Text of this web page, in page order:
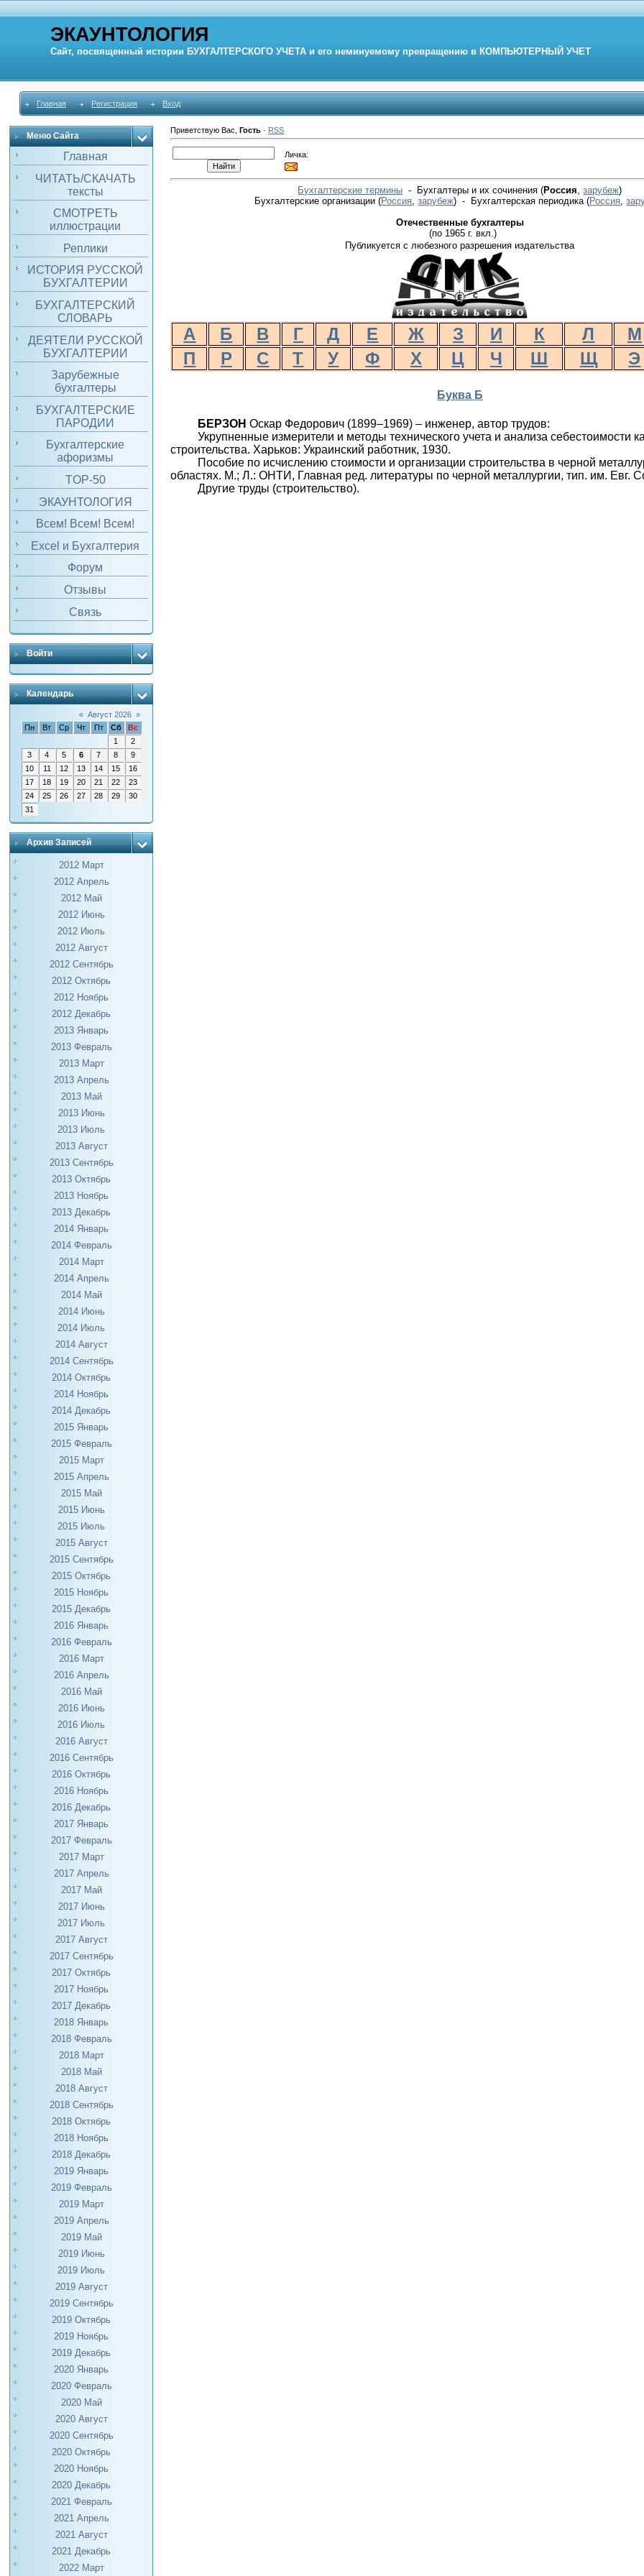
ЭКАУНТОЛОГИЯ
Сайт, посвященный истории БУХГАЛТЕРСКОГО УЧЕТА и его неминуемому превращению в КОМПЬЮТЕРНЫЙ УЧЕТ
Главная Регистрация Вход
Меню Сайта
Главная
ЧИТАТЬ/СКАЧАТЬ
тексты
СМОТРЕТЬ
иллюстрации
Реплики
ИСТОРИЯ РУССКОЙ
БУХГАЛТЕРИИ
БУХГАЛТЕРСКИЙ
СЛОВАРЬ
ДЕЯТЕЛИ РУССКОЙ
БУХГАЛТЕРИИ
Зарубежные
бухгалтеры
БУХГАЛТЕРСКИЕ
ПАРОДИИ
Бухгалтерские
афоризмы
TOP-50
ЭКАУНТОЛОГИЯ
Всем! Всем! Всем!
Excel и Бухгалтерия
Форум
Отзывы
Связь
Войти
Календарь
« Август 2026 »
Пн
Вт Ср Чт Пт Сб
Вс
1
2
3
4 5 6 7 8
9
10
11 12 13 14 15
16
17
18 19 20 21 22
23
24
25 26 27 28 29
30
31
Архив Записей
2012 Март
2012 Апрель
2012 Май
2012 Июнь
2012 Июль
2012 Август
2012 Сентябрь
2012 Октябрь
2012 Ноябрь
2012 Декабрь
2013 Январь
2013 Февраль
2013 Март
2013 Апрель
2013 Май
2013 Июнь
2013 Июль
2013 Август
2013 Сентябрь
2013 Октябрь
2013 Ноябрь
2013 Декабрь
2014 Январь
2014 Февраль
2014 Март
2014 Апрель
2014 Май
2014 Июнь
2014 Июль
2014 Август
2014 Сентябрь
2014 Октябрь
2014 Ноябрь
2014 Декабрь
2015 Январь
2015 Февраль
2015 Март
2015 Апрель
2015 Май
2015 Июнь
2015 Июль
2015 Август
2015 Сентябрь
2015 Октябрь
2015 Ноябрь
2015 Декабрь
2016 Январь
2016 Февраль
2016 Март
2016 Апрель
2016 Май
2016 Июнь
2016 Июль
2016 Август
2016 Сентябрь
2016 Октябрь
2016 Ноябрь
2016 Декабрь
2017 Январь
2017 Февраль
2017 Март
2017 Апрель
2017 Май
2017 Июнь
2017 Июль
2017 Август
2017 Сентябрь
2017 Октябрь
2017 Ноябрь
2017 Декабрь
2018 Январь
2018 Февраль
2018 Март
2018 Май
2018 Август
2018 Сентябрь
2018 Октябрь
2018 Ноябрь
2018 Декабрь
2019 Январь
2019 Февраль
2019 Март
2019 Апрель
2019 Май
2019 Июнь
2019 Июль
2019 Август
2019 Сентябрь
2019 Октябрь
2019 Ноябрь
2019 Декабрь
2020 Январь
2020 Февраль
2020 Май
2020 Август
2020 Сентябрь
2020 Октябрь
2020 Ноябрь
2020 Декабрь
2021 Февраль
2021 Апрель
2021 Август
2021 Декабрь
2022 Март
Приветствую Вас ,Гость · RSS
Личка:
Бухгалтерские термины - Бухгалтеры и их сочинения (Россия ,зарубеж)
Бухгалтерские организации(Россия ,зарубеж) - Бухгалтерская периодика(Россия ,
Отечественные бухгалтеры
(по 1965 г. вкл.)
Публикуется с любезного разрешения издательства
А Б В Г Д Е Ж З И К Л М
П
Р С Т У Ф Х Ц Ч Ш Щ Э
Буква Б
БЕРЗОН Оскар Федорович (1899–1969) – инженер, автор трудов:
Укрупненные измерители и методы технического учета и анализа себестоимости
строительства. Харьков: Украинский работник, 1930.
Пособие по исчислению стоимости и организации строительства в черной
областях. М.; Л.: ОНТИ, Главная ред. литературы по черной металлургии, тип. им. Евг.
Другие труды (строительство).